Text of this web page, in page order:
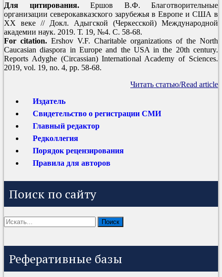
Для цитирования.Ершов В.Ф. Благотворительные
организации северокавказского зарубежья в Европе и США в
ХХ веке // Докл. Адыгской (Черкесской) Международной
академии наук. 2019. Т. 19, №4. C. 58-68.
For citation. Ershov V.F. Charitable organizations of the North
Caucasian diaspora in Europe and the USA in the 20th century.
Reports Adyghe (Circassian) International Academy of Sciences.
2019, vol. 19, no. 4, pp. 58-68.
Читать статью/Read article
Издатель
Свидетельство о регистрации СМИ
Главный редактор
Редколлегия
Порядок рецензирования
Правила для авторов
Поиск по сайту
Реферативные базы